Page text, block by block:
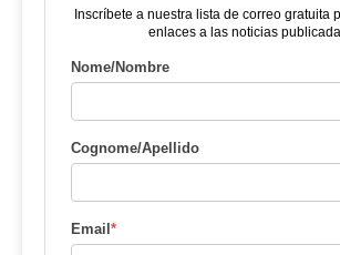
Inscríbete a nuestra lista de correo gratuita
enlaces a las noticias
Nome/Nombre
Cognome/Apellido
Email *